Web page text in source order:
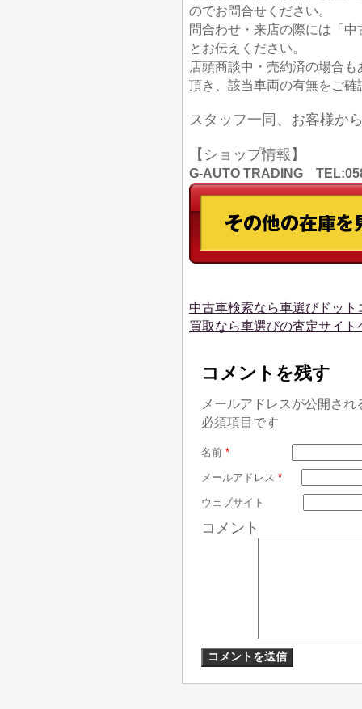
のでお問合せください。
問合わせ・来店の際には「
とお伝えください。
店頭商談中・売約済の場合
頂き、該当車両の有無をご確
スタッフ一同、お客様か
【ショップ情報】
G-AUTO TRADING
中古車検索なら車選びドット
買取なら車選びの査定サイト
コメントを残す
メールアドレスが公開さ
必須項目です
名前 *
メールアドレス *
ウェブサイト
コメント